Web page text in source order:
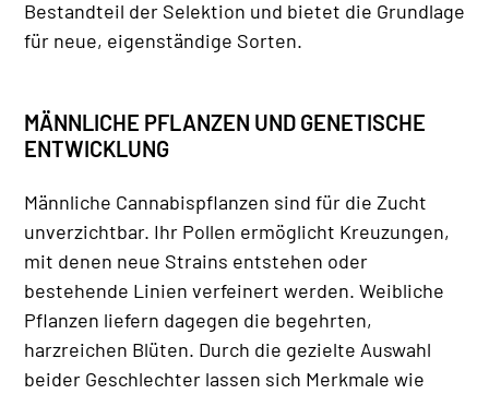
Bestandteil der Selektion und bietet die Grundlage
für neue, eigenständige Sorten.
MÄNNLICHE PFLANZEN UND GENETISCHE
ENTWICKLUNG
Männliche Cannabispflanzen sind für die Zucht
unverzichtbar. Ihr Pollen ermöglicht Kreuzungen,
mit denen neue Strains entstehen oder
bestehende Linien verfeinert werden. Weibliche
Pflanzen liefern dagegen die begehrten,
harzreichen Blüten. Durch die gezielte Auswahl
beider Geschlechter lassen sich Merkmale wie